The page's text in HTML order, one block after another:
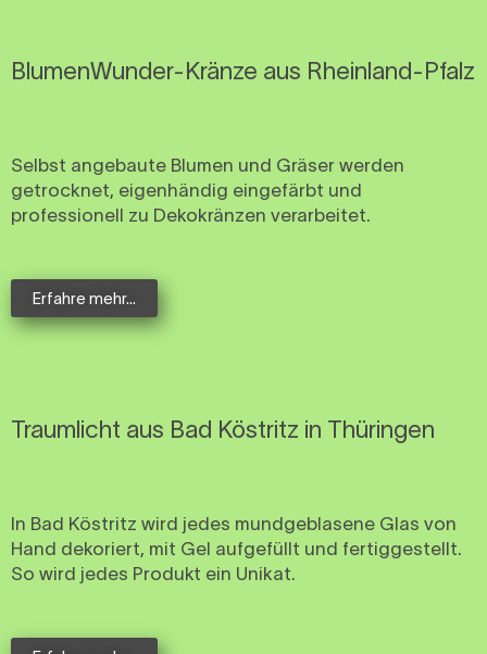
BlumenWunder-Kränze aus Rheinland-Pfalz
Selbst angebaute Blumen und Gräser werden
getrocknet, eigenhändig eingefärbt und
professionell zu Dekokränzen verarbeitet.
Erfahre mehr...
Traumlicht aus Bad Köstritz in Thüringen
In Bad Köstritz wird jedes mundgeblasene Glas von
Hand dekoriert, mit Gel aufgefüllt und fertiggestellt.
So wird jedes Produkt ein Unikat.